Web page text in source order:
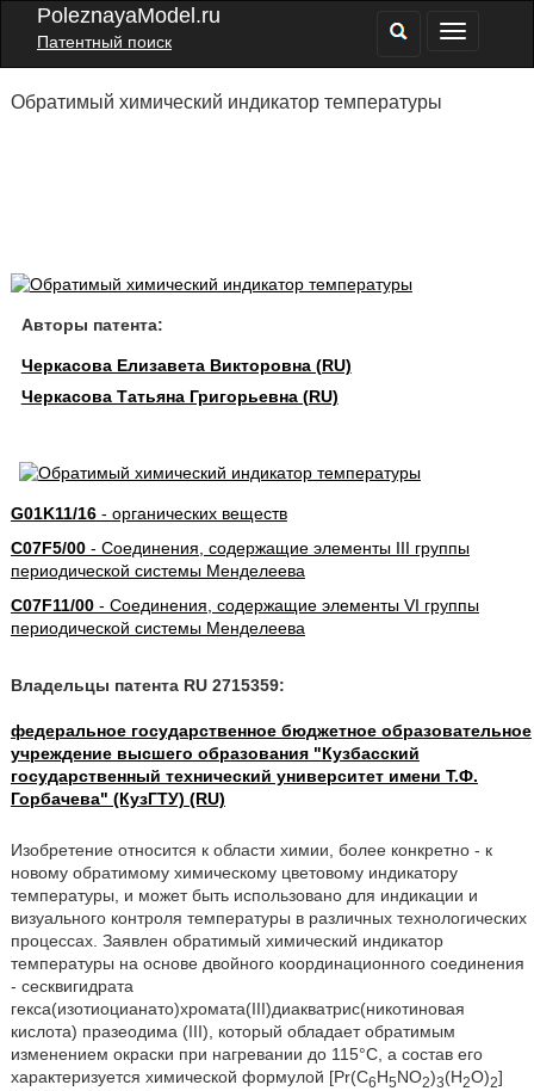
PoleznayaModel.ru
Патентный поиск
Обратимый химический индикатор температуры
Авторы патента:
Черкасова Елизавета Викторовна (RU)
Черкасова Татьяна Григорьевна (RU)
G01K11/16- органических веществ
C07F5/00- Соединения, содержащие элементы III группы
периодической системы Менделеева
C07F11/00- Соединения, содержащие элементы VI группы
периодической системы Менделеева
Владельцы патента RU 2715359:
федеральное государственное бюджетное образовательное
учреждение высшего образования "Кузбасский
государственный технический университет имени Т.Ф.
Горбачева" (КузГТУ) (RU)
Изобретение относится к области химии, более конкретно - к
новому обратимому химическому цветовому индикатору
температуры, и может быть использовано для индикации и
визуального контроля температуры в различных технологических
процессах. Заявлен обратимый химический индикатор
температуры на основе двойного координационного соединения
- сесквигидрата
гекса(изотиоцианато)хромата(III)диакватрис(никотиновая
кислота) празеодима (III), который обладает обратимым
изменением окраски при нагревании до 115°С, а состав его
характеризуется химической формулой [Pr(C6H5NO2)3(H2O)2]